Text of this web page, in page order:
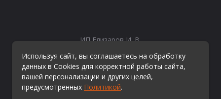
ИП Елизаров И. В.
ОГРНИП: 315665800057162
Эл. почта:info@kvestiks.ru
Используя сайт, вы соглашаетесь на обработку
данных в Cookies для корректной работы сайта,
вашей персонализации и других целей,
предусмотренных Политикой.